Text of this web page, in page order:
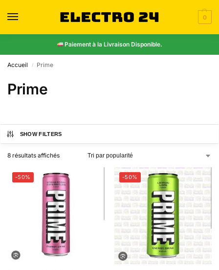
0
Paiement à la Livraison Disponible.
Accueil / Prime
Prime
SHOW FILTERS
8 résultats affichés
-50% -50%